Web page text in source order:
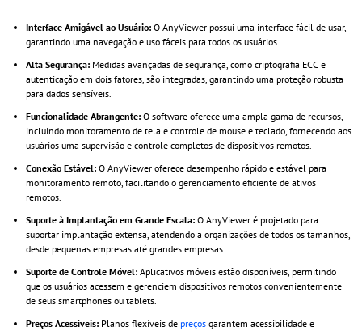
Interface Amigável ao Usuário: O AnyViewer possui uma interface fácil de usar,
garantindo uma navegação e uso fáceis para todos os usuários.
Alta Segurança: Medidas avançadas de segurança, como criptografia ECC e
autenticação em dois fatores, são integradas, garantindo uma proteção robusta
para dados sensíveis.
Funcionalidade Abrangente: O software oferece uma ampla gama de recursos,
incluindo monitoramento de tela e controle de mouse e teclado, fornecendo aos
usuários uma supervisão e controle completos de dispositivos remotos.
Conexão Estável: O AnyViewer oferece desempenho rápido e estável para
monitoramento remoto, facilitando o gerenciamento eficiente de ativos
remotos.
Suporte à Implantação em Grande Escala: O AnyViewer é projetado para
suportar implantação extensa, atendendo a organizações de todos os tamanhos,
desde pequenas empresas até grandes empresas.
Suporte de Controle Móvel: Aplicativos móveis estão disponíveis, permitindo
que os usuários acessem e gerenciem dispositivos remotos convenientemente
de seus smartphones ou tablets.
Preços Acessíveis: Planos flexíveis de preços garantem acessibilidade e